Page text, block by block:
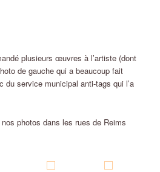
plusieurs œuvres à l’artiste (dont
de gauche qui a beaucoup fait
du service municipal anti-tags qui l’a
photos dans les rues de Reims